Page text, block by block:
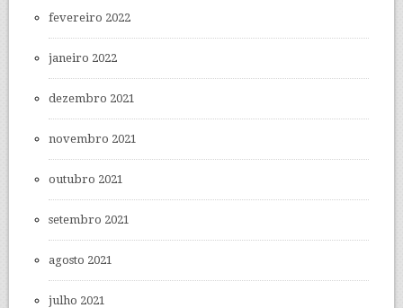
fevereiro 2022
janeiro 2022
dezembro 2021
novembro 2021
outubro 2021
setembro 2021
agosto 2021
julho 2021